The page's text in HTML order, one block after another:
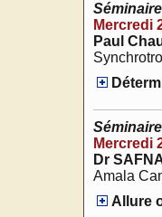
Mercredi
Paul
Mercredi
Dr
Amala
Allure